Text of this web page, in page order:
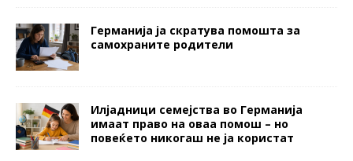
Германија ја скратува помошта за
самохраните родители
Илјадници семејства во Германија
имаат право на оваа помош – но
повеќето никогаш не ја користат